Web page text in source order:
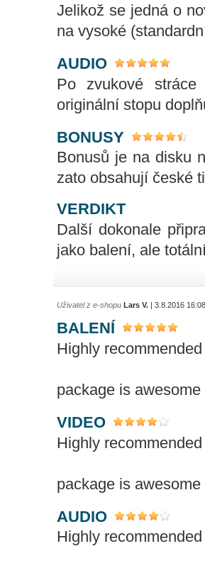
Jelikož se jedná o
na vysoké
AUDIO
Po zvukové
originální stopu
BONUSY
Bonusů je na disku
zato obsahují české
VERDIKT
Další dokonale
jako balení, ale
Uživatel z e-shopu Lars V. | 3.8.2016 16:08
BALENÍ
Highly
package is
VIDEO
Highly
package is
AUDIO
Highly